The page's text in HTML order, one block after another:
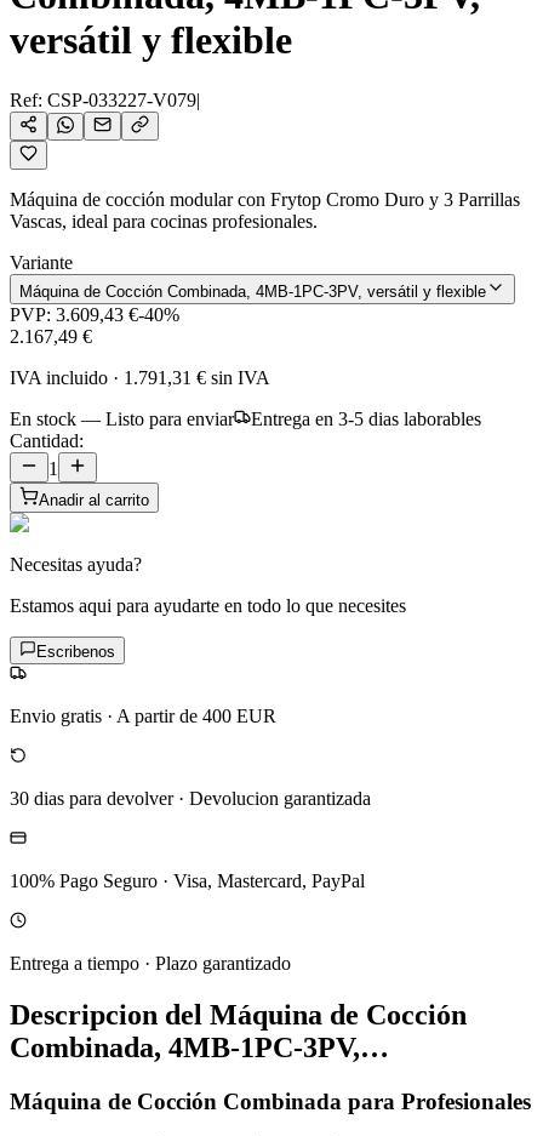
versátil y flexible
Ref: CSP-033227-V079|
Máquina de cocción modular con Frytop Cromo Duro y 3 Parrillas
Vascas, ideal para cocinas profesionales.
Variante
Máquina de Cocción Combinada, 4MB-1PC-3PV, versátil y flexible
PVP: 3.609,43 €-40%
2.167,49 €
IVA incluido · 1.791,31 € sin IVA
En stock — Listo para enviar
Entrega en 3-5 dias laborables
Cantidad:
1
Anadir al carrito
Necesitas ayuda?
Estamos aqui para ayudarte en todo lo que necesites
Escribenos
Envio gratis · A partir de 400 EUR
30 dias para devolver· Devolucion garantizada
100% Pago Seguro · Visa, Mastercard, PayPal
Entrega a tiempo · Plazo garantizado
Descripcion del Máquina de Cocción
Combinada, 4MB-1PC-3PV,…
Máquina de Cocción Combinada para Profesionales